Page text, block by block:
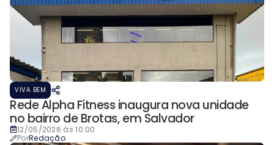
VIVA BEM
Rede Alpha Fitness inaugura nova unidade
no bairro de Brotas, em Salvador
12/05/2026 às 10:00
PorRedação